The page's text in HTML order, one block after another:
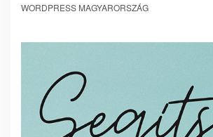
WORDPRESS MAGYARORSZÁG